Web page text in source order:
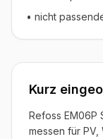
• nicht
Kurz
Refoss EM06P
messen für